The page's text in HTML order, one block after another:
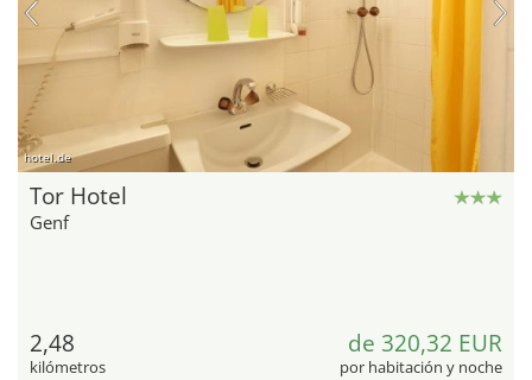
hotel.de
Tor Hotel
Genf
2,48
kilómetros
de 320,32 EUR
por habitación y noche